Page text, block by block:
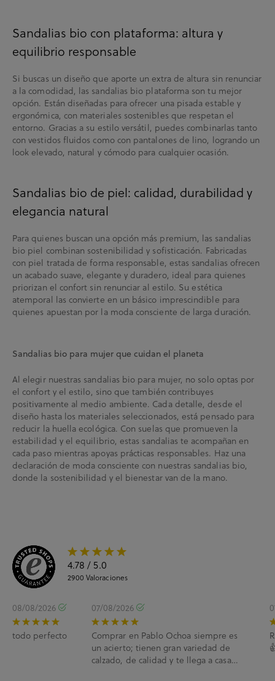
Sandalias bio con plataforma: altura y
equilibrio responsable
Si buscas un diseño que aporte un extra de altura sin renunciar
a la comodidad, las sandalias bio plataforma son tu mejor
opción. Están diseñadas para ofrecer una pisada estable y
ergonómica, con materiales sostenibles que respetan el
entorno. Gracias a su estilo versátil, puedes combinarlas tanto
con vestidos fluidos como con pantalones de lino, logrando un
look elevado, natural y cómodo para cualquier ocasión.
Sandalias bio de piel: calidad, durabilidad y
elegancia natural
Para quienes buscan una opción más premium, las sandalias
bio piel combinan sostenibilidad y sofisticación. Fabricadas
con piel tratada de forma responsable, estas sandalias ofrecen
un acabado suave, elegante y duradero, ideal para quienes
priorizan el confort sin renunciar al estilo. Su estética
atemporal las convierte en un básico imprescindible para
quienes apuestan por la moda consciente de larga duración.
Sandalias bio para mujer que cuidan el planeta
Al elegir nuestras sandalias bio para mujer, no solo optas por
el confort y el estilo, sino que también contribuyes
positivamente al medio ambiente. Cada detalle, desde el
diseño hasta los materiales seleccionados, está pensado para
reducir la huella ecológica. Con suelas que promueven la
estabilidad y el equilibrio, estas sandalias te acompañan en
cada paso mientras apoyas prácticas responsables. Haz una
declaración de moda consciente con nuestras sandalias bio,
donde la sostenibilidad y el bienestar van de la mano.
4.78 / 5.0
2900 Valoraciones
08/08/2026
todo perfecto
07/08/2026
Comprar en Pablo Ochoa siempre es
un acierto; tienen gran variedad de
calzado, de calidad y te llega a casa